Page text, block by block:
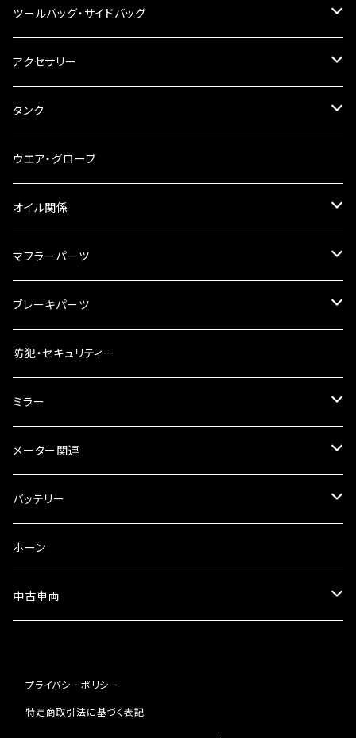
その他
ハンドルブレース
ステアリングダンパー
ブレーキ・クラッチレバー
スマホホルダー
ナンバー灯
ツールバッグ・サイドバッグ
ツールバッグ
サイドバッグ
サイドバッグサポート
リアBOX
ハードケース
アクセサリー
USB電源
電装系
タンク
タンク本体
タンクキャップ
タンクシール
ケミカル
ウエア・グローブ
オイル関係
4スト用エンジンオイル
2スト用エンジンオイル
ギアオイル
オイルクーラー
ラジエーター
フォークオイル
マフラーパーツ
マフラーガード
バンテージタイプ
スリップオン
サイレンサー
ブレーキパーツ
ブレーキシュー
ブレーキパット
ブレーキオイル
その他
防犯・セキュリティー
ミラー
ミラー本体
ミラーアダプター
ミラーその他
メーター関連
スピードメーター
タコメーター
セット
バッテリー
バッテリー充電器
ホーン
中古車両
ホンダ
プライバシーポリシー
特定商取引法に基づく表記